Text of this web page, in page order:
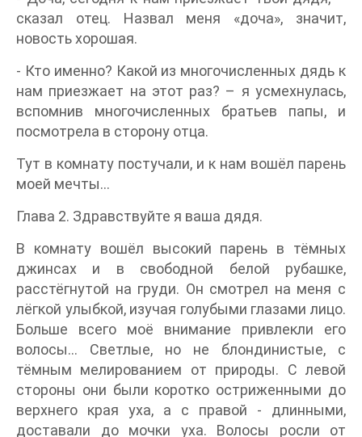
сказал отец. Назвал меня «доча», значит,
новость хорошая.
- Кто именно? Какой из многочисленных дядь к
нам приезжает на этот раз? – я усмехнулась,
вспомнив многочисленных братьев папы, и
посмотрела в сторону отца.
Тут в комнату постучали, и к нам вошёл парень
моей мечты…
Глава 2. Здравствуйте я ваша дядя.
В комнату вошёл высокий парень в тёмных
джинсах и в свободной белой рубашке,
расстёгнутой на груди. Он смотрел на меня с
лёгкой улыбкой, изучая голубыми глазами лицо.
Больше всего моё внимание привлекли его
волосы… Светлые, но не блондинистые, с
тёмным мелированием от природы. С левой
стороны они были коротко остриженными до
верхнего края уха, а с правой - длинными,
доставали до мочки уха. Волосы росли от